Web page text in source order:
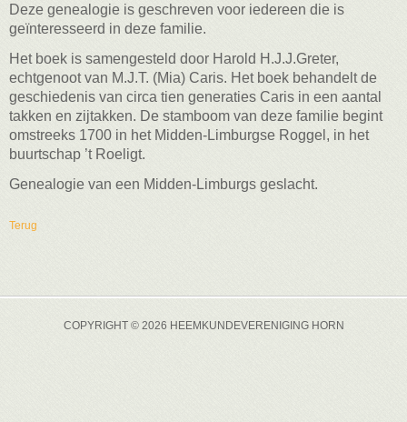
Deze genealogie is geschreven voor iedereen die is
geïnteresseerd in deze familie.
Het boek is samengesteld door Harold H.J.J.Greter,
echtgenoot van M.J.T. (Mia) Caris. Het boek behandelt de
geschiedenis van circa tien generaties Caris in een aantal
takken en zijtakken. De stamboom van deze familie begint
omstreeks 1700 in het Midden-Limburgse Roggel, in het
buurtschap ’t Roeligt.
Genealogie van een Midden-Limburgs geslacht.
Terug
COPYRIGHT © 2026 HEEMKUNDEVERENIGING HORN